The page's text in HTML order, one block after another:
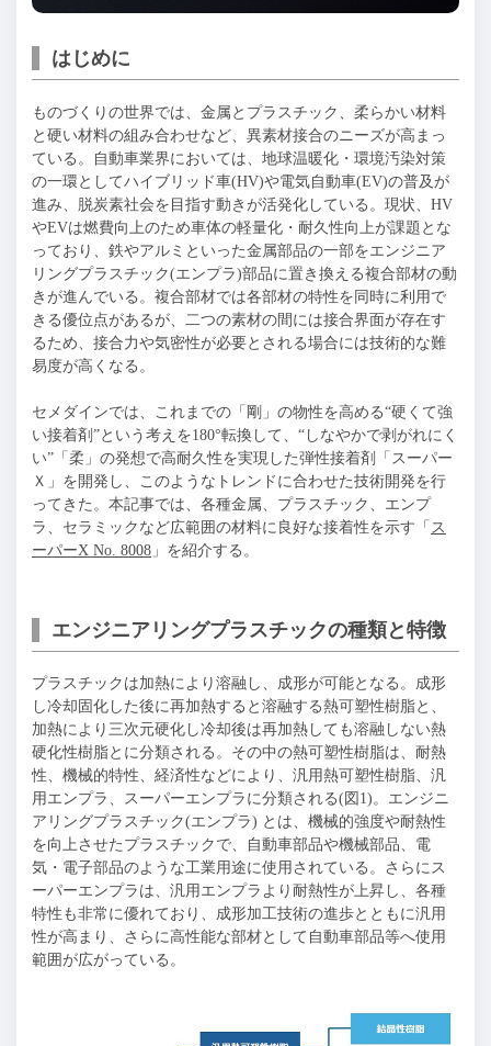
はじめに
ものづくりの世界では、金属とプラスチック、柔らかい材料
と硬い材料の組み合わせなど、異素材接合のニーズが高まっ
ている。自動車業界においては、地球温暖化・環境汚染対策
の一環としてハイブリッド車(HV)や電気自動車(EV)の普及が
進み、脱炭素社会を目指す動きが活発化している。現状、HV
やEVは燃費向上のため車体の軽量化・耐久性向上が課題とな
っており、鉄やアルミといった金属部品の一部をエンジニア
リングプラスチック(エンプラ)部品に置き換える複合部材の動
きが進んでいる。複合部材では各部材の特性を同時に利用で
きる優位点があるが、二つの素材の間には接合界面が存在す
るため、接合力や気密性が必要とされる場合には技術的な難
易度が高くなる。
セメダインでは、これまでの「剛」の物性を高める“硬くて強
い接着剤”という考えを180°転換して、“しなやかで剥がれにく
い”「柔」の発想で高耐久性を実現した弾性接着剤「スーパー
Ｘ」を開発し、このようなトレンドに合わせた技術開発を行
ってきた。本記事では、各種金属、プラスチック、エンプ
ラ、セラミックなど広範囲の材料に良好な接着性を示す「 ス
ーパーX No. 8008 」を紹介する。
エンジニアリングプラスチックの種類と特徴
プラスチックは加熱により溶融し、成形が可能となる。成形
し冷却固化した後に再加熱すると溶融する熱可塑性樹脂と、
加熱により三次元硬化し冷却後は再加熱しても溶融しない熱
硬化性樹脂とに分類される。その中の熱可塑性樹脂は、耐熱
性、機械的特性、経済性などにより、汎用熱可塑性樹脂、汎
用エンプラ、スーパーエンプラに分類される(図1)。エンジニ
アリングプラスチック(エンプラ) とは、機械的強度や耐熱性
を向上させたプラスチックで、自動車部品や機械部品、電
気・電子部品のような工業用途に使用されている。さらにス
ーパーエンプラは、汎用エンプラより耐熱性が上昇し、各種
特性も非常に優れており、成形加工技術の進歩とともに汎用
性が高まり、さらに高性能な部材として自動車部品等へ使用
範囲が広がっている。